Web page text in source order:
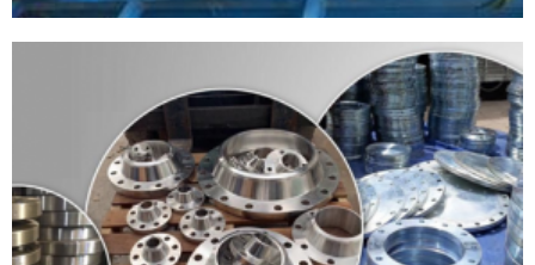
HƯNG THỊNH PHÁT SẢN XUẤT CUNG CẤP MẶT BÍCH VÀ PHỤ KIỆN
ĐƯỜNG ỐNG CHO LỌC HÓA DẦU LONG SƠN - BÀ RỊA - VŨNG TÀU
HOÀN THÀNH